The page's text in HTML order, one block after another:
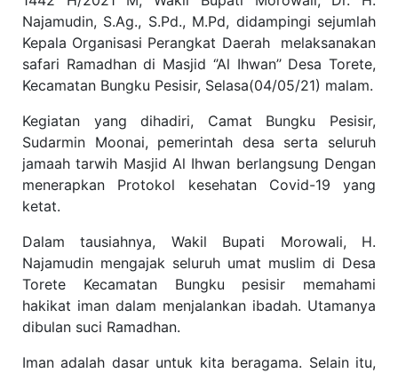
Najamudin, S.Ag., S.Pd., M.Pd, didampingi sejumlah
Kepala Organisasi Perangkat Daerah
melaksanakan
safari Ramadhan di Masjid ‘’Al Ihwan’’ Desa Torete,
Kecamatan Bungku Pesisir, Selasa(04/05/21) malam.
Kegiatan yang dihadiri, Camat Bungku Pesisir,
Sudarmin Moonai, pemerintah desa serta seluruh
jamaah tarwih Masjid Al Ihwan berlangsung Dengan
menerapkan Protokol kesehatan Covid-19 yang
ketat.
Dalam tausiahnya, Wakil Bupati Morowali, H.
Najamudin mengajak seluruh umat muslim di Desa
Torete Kecamatan Bungku pesisir memahami
hakikat iman dalam menjalankan ibadah. Utamanya
dibulan suci Ramadhan.
Iman adalah dasar untuk kita beragama. Selain itu,